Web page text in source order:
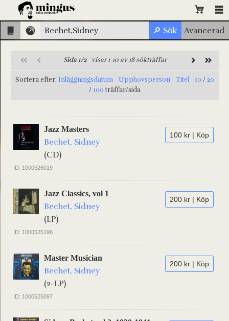
Sida 1/2visar 1-10 av 18 sökträffar
Sortera efter: Inläggningsdatum - Upphovsperson -Titel - 10 / 20
/ 100 träffar/sida
100 kr | Köp
Jazz Masters
Bechet, Sidney
(CD)
ID: 1000526019
200 kr | Köp
Jazz Classics, vol 1
Bechet, Sidney
(LP)
ID: 1000525196
200 kr | Köp
Master Musician
Bechet, Sidney
(2-LP)
ID: 1000525097